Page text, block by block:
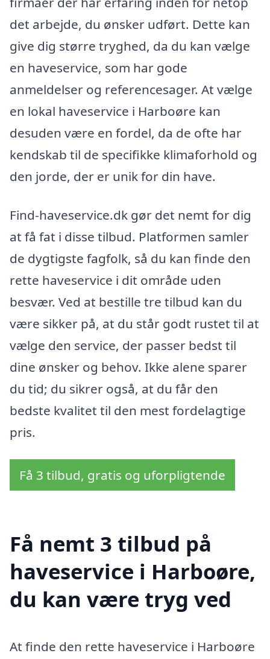
det arbejde, du ønsker udført. Dette kan
give dig større tryghed, da du kan vælge
en haveservice, som har gode
anmeldelser og referencesager. At vælge
en lokal haveservice i Harboøre kan
desuden være en fordel, da de ofte har
kendskab til de specifikke klimaforhold og
den jorde, der er unik for din have.
Find-haveservice.dk gør det nemt for dig
at få fat i disse tilbud. Platformen samler
de dygtigste fagfolk, så du kan finde den
rette haveservice i dit område uden
besvær. Ved at bestille tre tilbud kan du
være sikker på, at du står godt rustet til at
vælge den service, der passer bedst til
dine ønsker og behov. Ikke alene sparer
du tid; du sikrer også, at du får den
bedste kvalitet til den mest fordelagtige
pris.
Få 3 tilbud, gratis og uforpligtende
Få nemt 3 tilbud på
haveservice i Harboøre,
du kan være tryg ved
At finde den rette haveservice i Harboøre